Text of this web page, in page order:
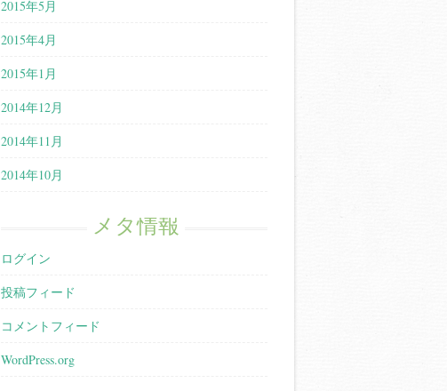
2015年5月
2015年4月
2015年1月
2014年12月
2014年11月
2014年10月
メタ情報
ログイン
投稿フィード
コメントフィード
WordPress.org